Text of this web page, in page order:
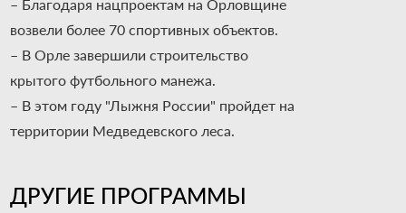
– Благодаря нацпроектам на Орловщине
возвели более 70 спортивных объектов.
– В Орле завершили строительство
крытого футбольного манежа.
– В этом году "Лыжня России" пройдет на
территории Медведевского леса.
ДРУГИЕ ПРОГРАММЫ